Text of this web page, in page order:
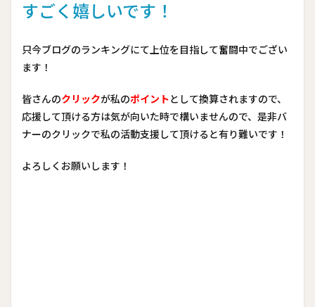
すごく嬉しいです！
只今ブログのランキングにて上位を目指して奮闘中でござい
ます！
皆さんのクリックが私のポイントとして換算されますので、
応援して頂ける方は気が向いた時で構いませんので、是非バ
ナーのクリックで私の活動支援して頂けると有り難いです！
よろしくお願いします！